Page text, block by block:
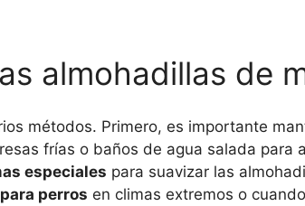
almohadillas de
métodos. Primero, es importante
frías o baños de agua salada para
especiales para suavizar las
perros en climas extremos o